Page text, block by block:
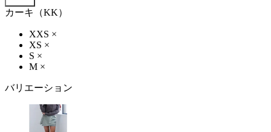
カーキ（KK）
XXS ×
XS ×
S ×
M ×
バリエーション